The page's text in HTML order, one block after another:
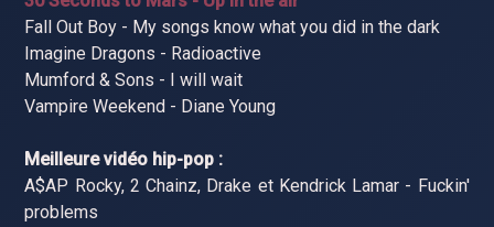
Fall Out Boy - My songs know what you did in the dark
Imagine Dragons - Radioactive
Mumford & Sons - I will wait
Vampire Weekend - Diane Young
Meilleure vidéo hip-pop :
A$AP Rocky, 2 Chainz, Drake et Kendrick Lamar - Fuckin'
problems